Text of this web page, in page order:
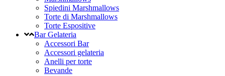
Spiedini Marshmallows
Torte di Marshmallows
Torte Espositive
Bar Gelateria
Accessori Bar
Accessori gelateria
Anelli per torte
Bevande